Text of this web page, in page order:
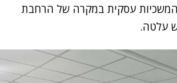
עסקית במקרה של הרחבת
עלטה.